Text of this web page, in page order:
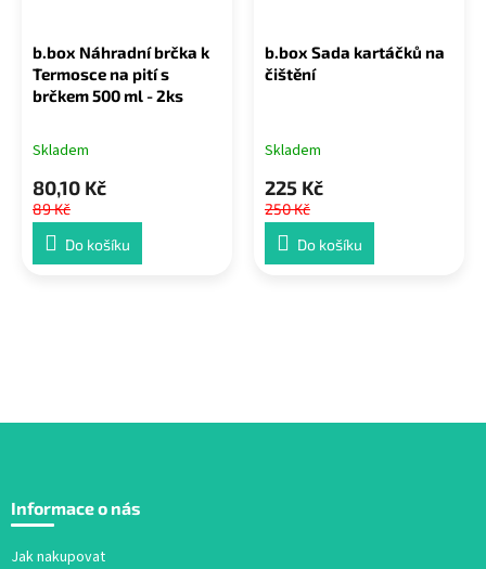
b.box Náhradní brčka k
Termosce na pití s
brčkem 500 ml - 2ks
Skladem
80,10 Kč
89 Kč
Do košíku
b.box Sada kartáčků na
čištění
Skladem
225 Kč
250 Kč
Do košíku
p
Informace o nás
Jak nakupovat